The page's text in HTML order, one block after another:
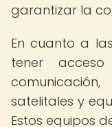
garantizar la
En cuanto a
tener
satelitales y
Estos equipos